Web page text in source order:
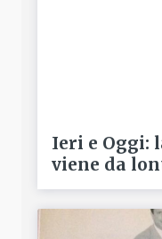
Ieri e Oggi:
viene da